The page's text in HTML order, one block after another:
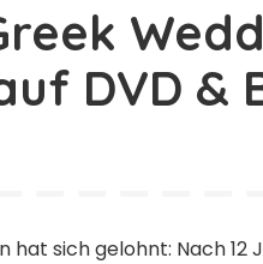
DVD &
hat sich gelohnt: Nach